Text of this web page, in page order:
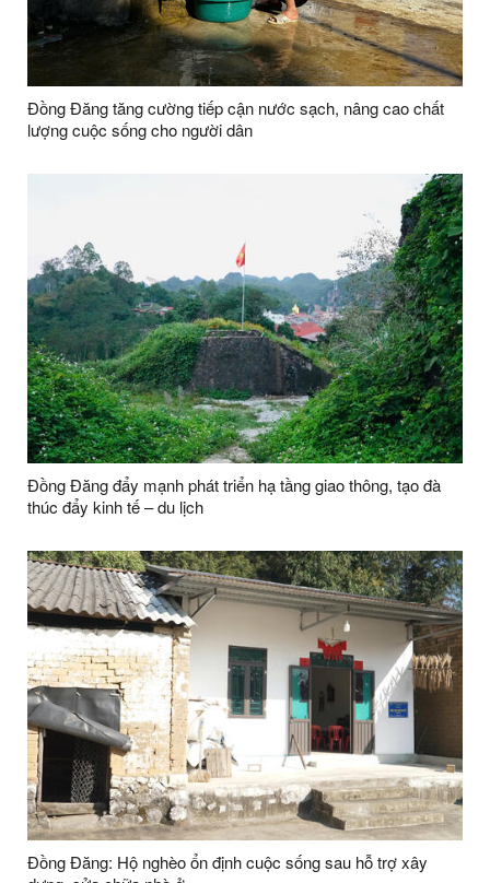
Đồng Đăng tăng cường tiếp cận nước sạch, nâng cao chất
lượng cuộc sống cho người dân
Đồng Đăng đẩy mạnh phát triển hạ tầng giao thông, tạo đà
thúc đẩy kinh tế – du lịch
Đồng Đăng: Hộ nghèo ổn định cuộc sống sau hỗ trợ xây